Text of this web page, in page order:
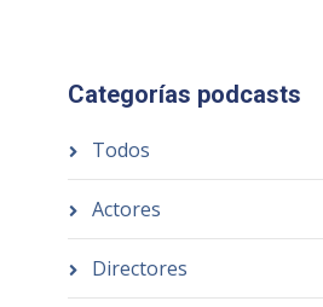
Categorías podcasts
Todos
Actores
Directores